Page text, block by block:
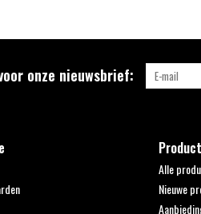
onze nieuwsbrief:
Alle
Nieuwe